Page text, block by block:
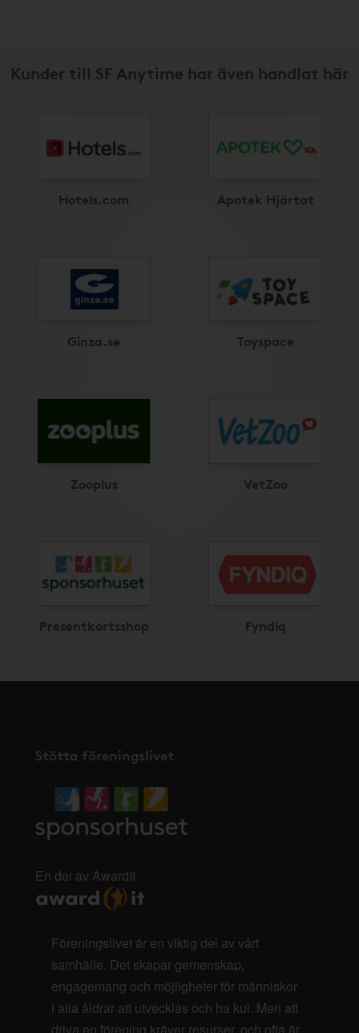
Kunder till SF Anytime har även handlat här
Hotels.com Apotek Hjärtat
Ginza.se Toyspace
Zooplus VetZoo
Presentkortsshop Fyndiq
Stötta föreningslivet
En del av AwardIt
Föreningslivet är en viktig del av vårt
samhälle. Det skapar gemenskap,
engagemang och möjligheter för människor
i alla åldrar att utvecklas och ha kul. Men att
driva en förening kräver resurser, och ofta är